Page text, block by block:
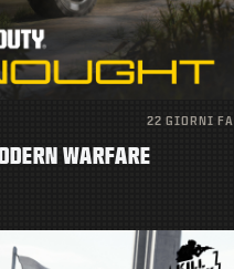
22 GIORNI FA
WARFARE